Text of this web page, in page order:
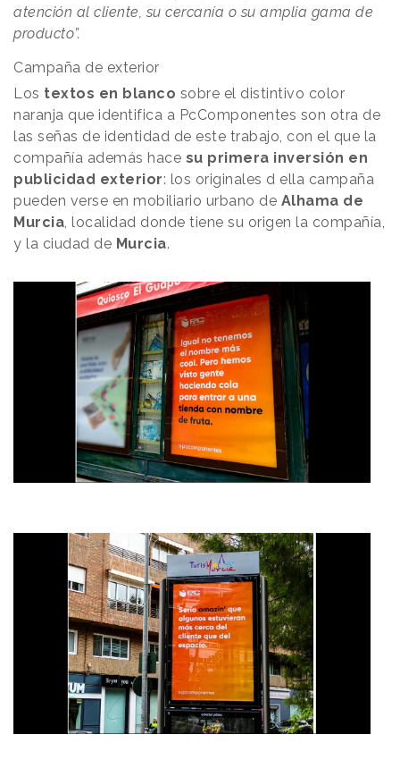
atención al cliente, su cercanía o su amplia gama de
producto”.
Campaña de exterior
Los textos en blanco sobre el distintivo color
naranja que identifica a PcComponentes son otra de
las señas de identidad de este trabajo, con el que la
compañía además hace su primera inversión en
publicidad exterior: los originales d ella campaña
pueden verse en mobiliario urbano de Alhama de
Murcia , localidad donde tiene su origen la compañía,
y la ciudad de Murcia.